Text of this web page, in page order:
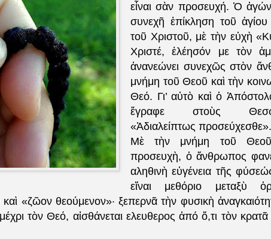
εἶναι σὰν προσευχή. Ὁ
συνεχῆ ἐπίκληση τοῦ
τοῦ Χριστοῦ, μὲ τὴν εὐχὴ
Χριστέ, ἐλέησόν με τὸν
ἀνανεώνει συνεχῶς στὸν
μνήμη τοῦ Θεοῦ καὶ τὴν
Θεό. Γι’ αὐτὸ καὶ ὁ
ἔγραφε στοὺς
«Ἀδιαλείπτως προσεύχεσθε».
Μὲ τὴν μνήμη τοῦ
προσευχὴ, ὁ ἄνθρωπος
αληθινὴ εὐγένεια τῆς
εἴναι μεθόριο μεταξὺ
«ζῶον θεούμενον»· ξεπερνᾶ τὴν φυσικὴ
τὸν Θεό, αἰσθάνεται ελευθερος ἀπό ὅ,τι τὸν